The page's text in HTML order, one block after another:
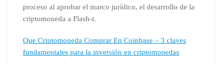
proceso al aprobar el marco jurídico, el desarrollo de la
criptomoneda a Flash-t.
Que Criptomoneda Comprar En Coinbase – 3 claves
fundamentales para la inversión en criptomonedas